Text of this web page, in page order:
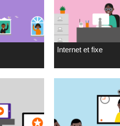
Internet et fixe